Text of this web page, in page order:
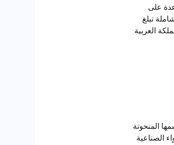
3 خدمات مجانًا مساعدة على
شاملة تبلغ
العربية
المنحوتة
الصناعية